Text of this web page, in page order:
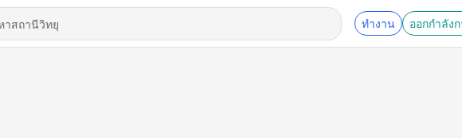
ทำงาน ออกกำลัง